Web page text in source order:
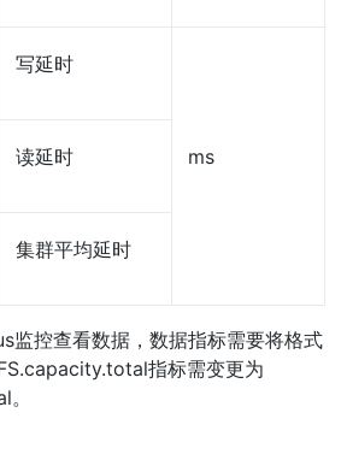
写延时
ms
读延时
集群平均延时
监控查看数据，数据指标需要将格式
指标需变更为